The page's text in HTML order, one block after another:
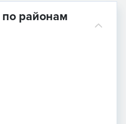
районам